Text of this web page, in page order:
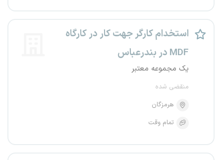
استخدام کارگر جهت کار در کارگاه
MDF در بندرعباس
یک مجموعه معتبر
منقضی شده
هرمزگان
تمام وقت